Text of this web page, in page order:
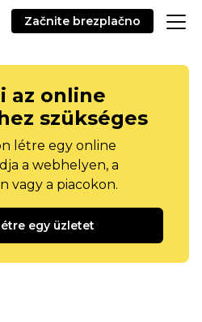
Začnite brezplačno
az online
szükséges
létre egy online
a webhelyen, a
vagy a piacokon.
egy üzletet